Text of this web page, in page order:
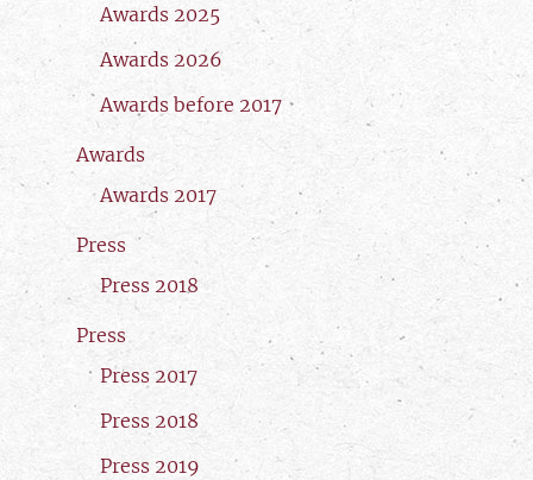
Awards 2025
Awards 2026
Awards before 2017
Awards
Awards 2017
Press
Press 2018
Press
Press 2017
Press 2018
Press 2019